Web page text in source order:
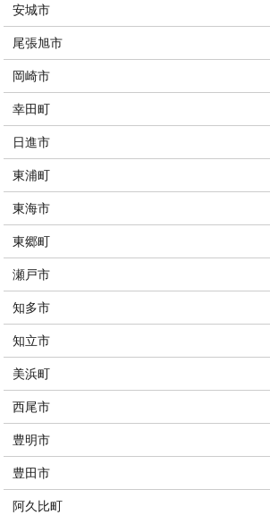
安城市
尾張旭市
岡崎市
幸田町
日進市
東浦町
東海市
東郷町
瀬戸市
知多市
知立市
美浜町
西尾市
豊明市
豊田市
阿久比町